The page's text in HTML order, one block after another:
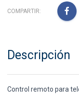
COMPARTIR:
Descripción
Control remoto para